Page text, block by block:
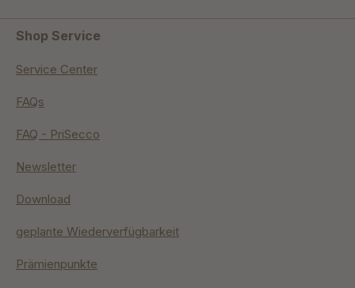
Shop Service
Service Center
FAQs
FAQ - PriSecco
Newsletter
Download
geplante Wiederverfügbarkeit
Prämienpunkte